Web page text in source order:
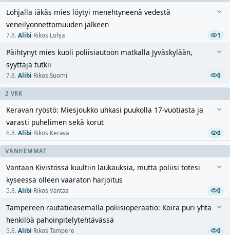
Lohjalla iäkäs mies löytyi menehtyneenä vedestä
veneilyonnettomuuden jälkeen
7.8.·Alibi·Rikos·Lohja 1
Päihtynyt mies kuoli poliisiautoon matkalla Jyväskylään,
syyttäjä tutkii
7.8.·Alibi·Rikos·Suomi 0
2 VRK
Keravan ryöstö: Miesjoukko uhkasi puukolla 17-vuotiasta ja
varasti puhelimen sekä korut
6.8.·Alibi·Rikos·Kerava 0
VANHEMMAT
Vantaan Kivistössä kuultiin laukauksia, mutta poliisi totesi
kyseessä olleen vaaraton harjoitus
5.8.·Alibi·Rikos·Vantaa 0
Tampereen rautatieasemalla poliisioperaatio: Koira puri yhtä
henkilöä pahoinpitelytehtävässä
5.8.·Alibi·Rikos·Tampere 0